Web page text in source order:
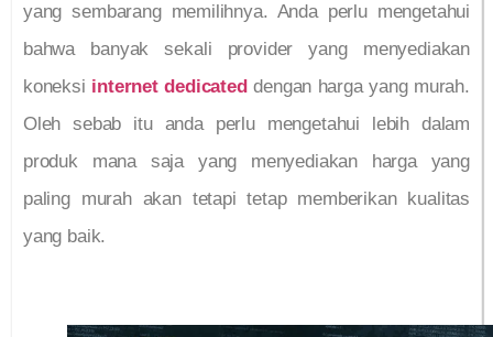
yang sembarang memilihnya. Anda perlu mengetahui
bahwa banyak sekali provider yang menyediakan
koneksi internet dedicated dengan harga yang murah.
Oleh sebab itu anda perlu mengetahui lebih dalam
produk mana saja yang menyediakan harga yang
paling murah akan tetapi tetap memberikan kualitas
yang baik.